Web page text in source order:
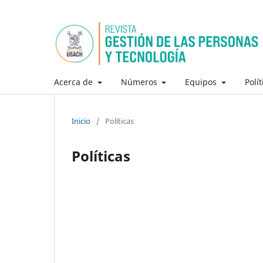
Acerca de Números Equipos
Inicio / Políticas
Políticas